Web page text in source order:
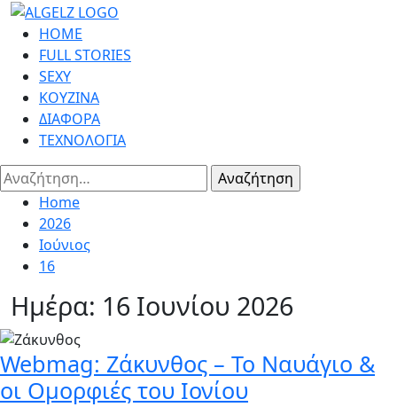
Skip
content
Primary
Menu
HOME
FULL STORIES
SEXY
ΚΟΥΖΙΝΑ
ΔΙΑΦΟΡΑ
ΤΕΧΝΟΛΟΓΙΑ
Αναζήτηση
για:
Home
2026
Ιούνιος
16
Ημέρα: 16 Ιουνίου 2026
Webmag: Ζάκυνθος – Το Ναυάγιο &
οι Ομορφιές του Ιονίου